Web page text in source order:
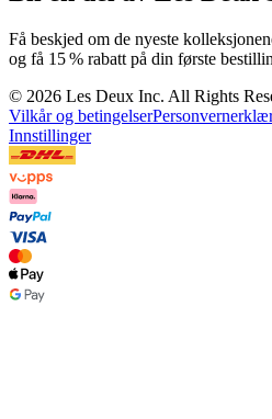
Få beskjed om de nyeste
og få 15 % rabatt på din første
© 2026 Les Deux Inc. All Rights
Vilkår og betingelser
Innstillinger